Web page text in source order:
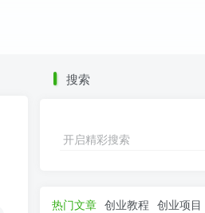
搜索
开启精彩搜索
热门文章 创业教程 创业项目